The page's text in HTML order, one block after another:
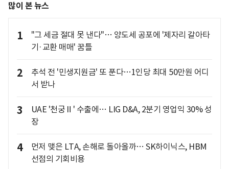
많이 본 뉴스
1
"그 세금 절대 못 낸다"… 양도세 공포에 '제자리 갈아타
기·교환 매매' 꿈틀
2
추석 전 '민생지원금' 또 푼다…1인당 최대 50만원 어디
서 받나
3
UAE '천궁Ⅱ' 수출에… LIG D&A, 2분기 영업익 30% 성
장
4
먼저 맺은 LTA, 손해로 돌아올까… SK하이닉스, HBM
선점의 기회비용